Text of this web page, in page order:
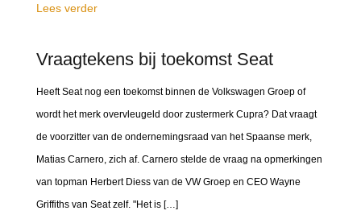
Lees verder
Vraagtekens bij toekomst Seat
Heeft Seat nog een toekomst binnen de Volkswagen Groep of
wordt het merk overvleugeld door zustermerk Cupra? Dat vraagt
de voorzitter van de ondernemingsraad van het Spaanse merk,
Matias Carnero, zich af. Carnero stelde de vraag na opmerkingen
van topman Herbert Diess van de VW Groep en CEO Wayne
Griffiths van Seat zelf. "Het is […]